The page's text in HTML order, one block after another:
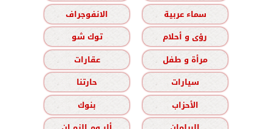
سماء عربية
الانفوجراف
رؤى و أحلام
توك شو
مرأة و طفل
عقارات
سيارات
حارتنا
الأحزاب
بنوك